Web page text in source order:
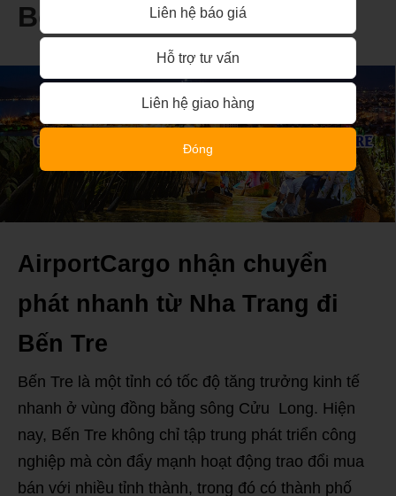
Bến Tre
AirportCargo nhận chuyển
phát nhanh từ Nha Trang đi
Bến Tre
Bến Tre là một tỉnh có tốc độ tăng trưởng kinh tế
nhanh ở vùng đồng bằng sông Cửu Long. Hiện
nay, Bến Tre không chỉ tập trung phát triển công
nghiệp mà còn đẩy mạnh hoạt động trao đổi mua
bán với nhiều tỉnh thành, trong đó có thành phố
Liên hệ báo giá
Hỗ trợ tư vấn
Liên hệ giao hàng
Đóng